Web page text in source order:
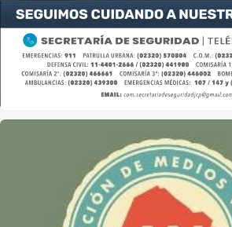
Asociación de Medios Vecinales